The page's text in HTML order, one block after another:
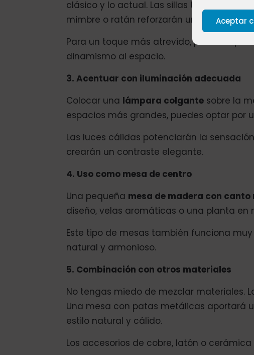
Aceptar
clásico y lo actual. Las sillas tapizadas
mimbre o ratán reforzarán un ambiente
Para un toque más atrevido, puedes
dinamismo al espacio.
3. Acentuar con iluminación adecuada
Colocar una lámpara colgante sobre la
espacios más grandes, puedes optar
Las luces cálidas potenciarán la
crearán un contraste elegante.
4. Uso como mesa de centro
Una pequeña mesa de madera con
diseño, velas aromáticas o una planta
Este tipo de mesas también funciona
natural y armonioso.
5. Combinación con otros materiales
No tengas miedo de mezclar materiales.
Una mesa con patas metálicas aportará
estilo natural y cálido.
Los accesorios de cobre, latón o